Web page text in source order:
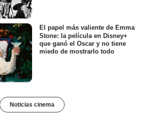
El papel más valiente de Emma
Stone: la película en Disney+
que ganó el Oscar y no tiene
miedo de mostrarlo todo
Noticias cinema